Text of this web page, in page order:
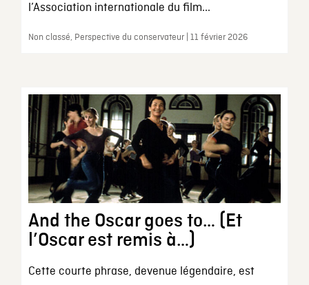
l’Association internationale du film...
Non classé, Perspective du conservateur | 11 février 2026
And the Oscar goes to… (Et
l’Oscar est remis à…)
Cette courte phrase, devenue légendaire, est